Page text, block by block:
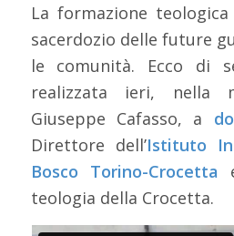
La formazione
sacerdozio delle future
le comunità. Ecco di
realizzata ieri, nella
Giuseppe Cafasso, a
Direttore dell’Istituto
Bosco Torino-Crocetta
teologia della Crocetta.